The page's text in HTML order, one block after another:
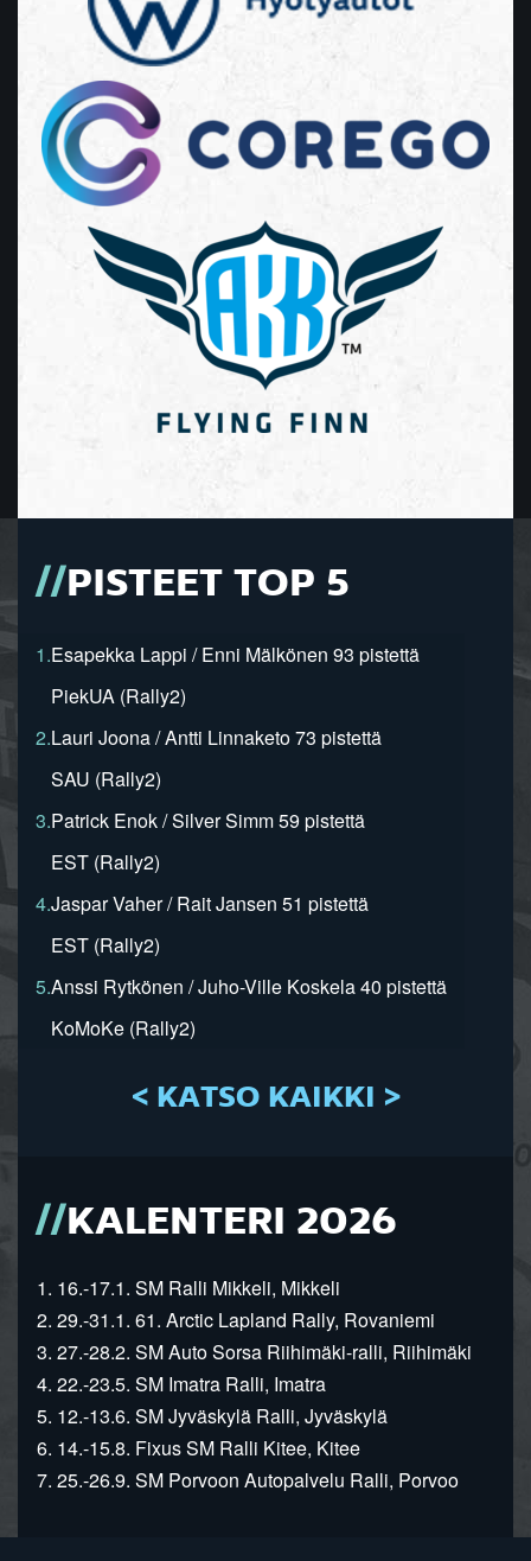
PISTEET TOP 5
1.Esapekka Lappi / Enni Mälkönen 93 pistettä
PiekUA (Rally2)
2.Lauri Joona / Antti Linnaketo 73 pistettä
SAU (Rally2)
3.Patrick Enok / Silver Simm 59 pistettä
EST (Rally2)
4.Jaspar Vaher / Rait Jansen 51 pistettä
EST (Rally2)
5.Anssi Rytkönen / Juho-Ville Koskela 40 pistettä
KoMoKe (Rally2)
< KATSO KAIKKI >
KALENTERI 2026
1. 16.-17.1. SM Ralli Mikkeli, Mikkeli
2. 29.-31.1. 61. Arctic Lapland Rally, Rovaniemi
3. 27.-28.2. SM Auto Sorsa Riihimäki-ralli, Riihimäki
4. 22.-23.5. SM Imatra Ralli, Imatra
5. 12.-13.6. SM Jyväskylä Ralli, Jyväskylä
6. 14.-15.8. Fixus SM Ralli Kitee, Kitee
7. 25.-26.9. SM Porvoon Autopalvelu Ralli, Porvoo